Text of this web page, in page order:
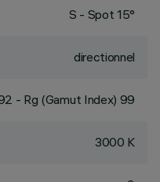
S - Spot 15°
directionnel
- Rg (Gamut Index) 99
3000 K